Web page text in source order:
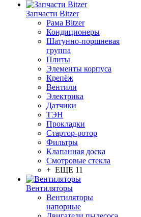
Запчасти Bitzer
Рама Bitzer
Кондиционеры
Шатунно-поршневая
группа
Плиты
Элементы корпуса
Крепёж
Вентили
Электрика
Датчики
ТЭН
Прокладки
Стартор-ротор
Фильтры
Клапанная доска
Смотровые стекла
+ ЕЩЕ 11
Вентиляторы
Вентиляторы
напорные